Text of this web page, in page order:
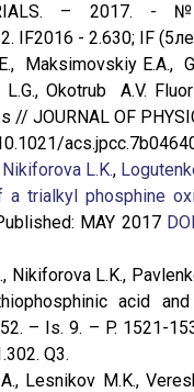
– 2017.
IF2016 - 2.630; IF
Maksimovskiy E.A.,
Okotrub A.V.
// JOURNAL OF
Nikiforova L.K.,
trialkyl phosphine
MAY 2017
Nikiforova L.K.,
acid
52. – Is. 9. – P.
Q3.
Lesnikov M.K.,